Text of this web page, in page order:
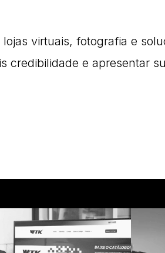
virtuais, fotografia e
credibilidade e apresentar